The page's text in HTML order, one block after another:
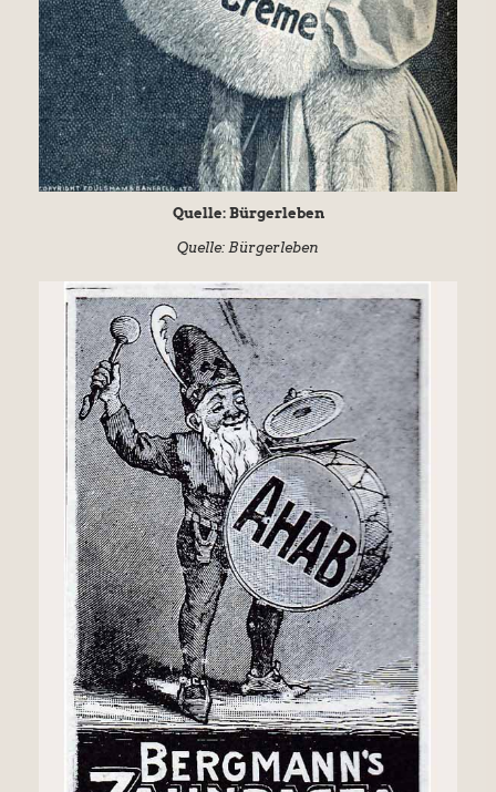
Quelle: Bürgerleben
Quelle: Bürgerleben